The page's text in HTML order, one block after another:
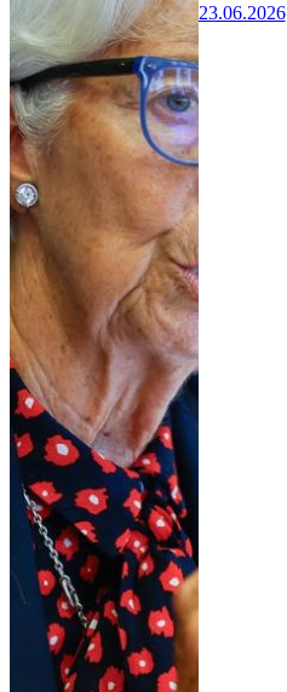
23.06.2026